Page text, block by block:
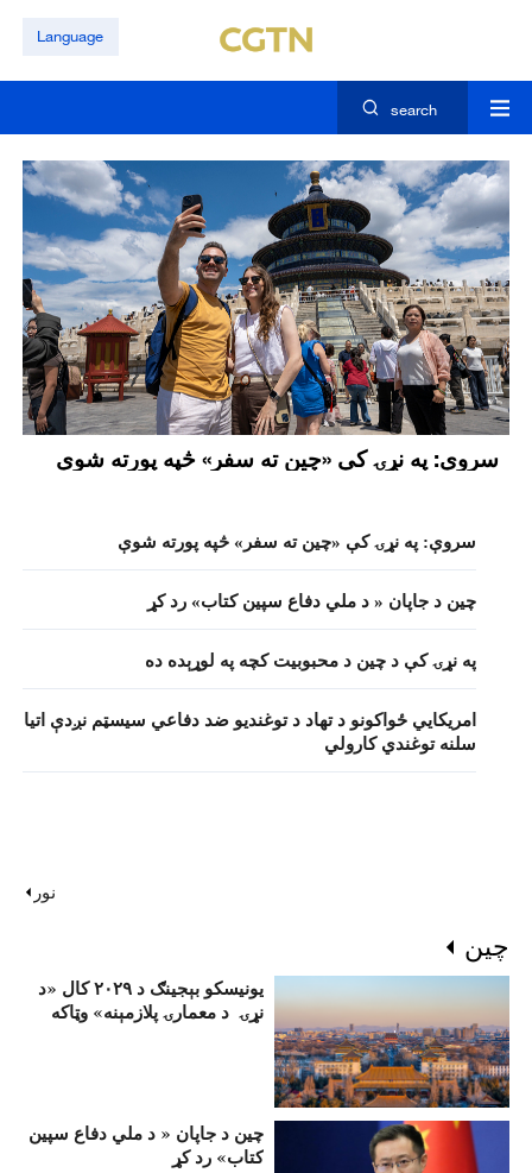
Language
search
سروې: په نړۍ کې «چين ته سفر» څپه پورته شوې
چين د جاپان « د ملي دفاع سپين کتاب» رد کړ
په نړۍ کې د چين د محبوبیت کچه په لوړېده ده
امریکايي ځواکونو د تهاد د توغندیو ضد دفاعي سيسټم نږدې اتيا
سلنه توغندي کارولي
نور
سروې: په نړۍ کې «چين ته سفر» څپه پورته شوې
چين
یونیسکو بېجینګ د ۲۰۲۹ کال «د
نړۍ د معمارۍ پلازمېنه» وټاکه
چين د جاپان « د ملي دفاع سپين
کتاب» رد کړ